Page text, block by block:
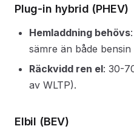
Plug-in hybrid (PHEV)
Hemladdning behövs
sämre än både
Räckvidd ren el: 30-
av WLTP).
Elbil (BEV)